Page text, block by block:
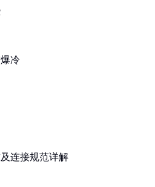
冷
连接规范详解